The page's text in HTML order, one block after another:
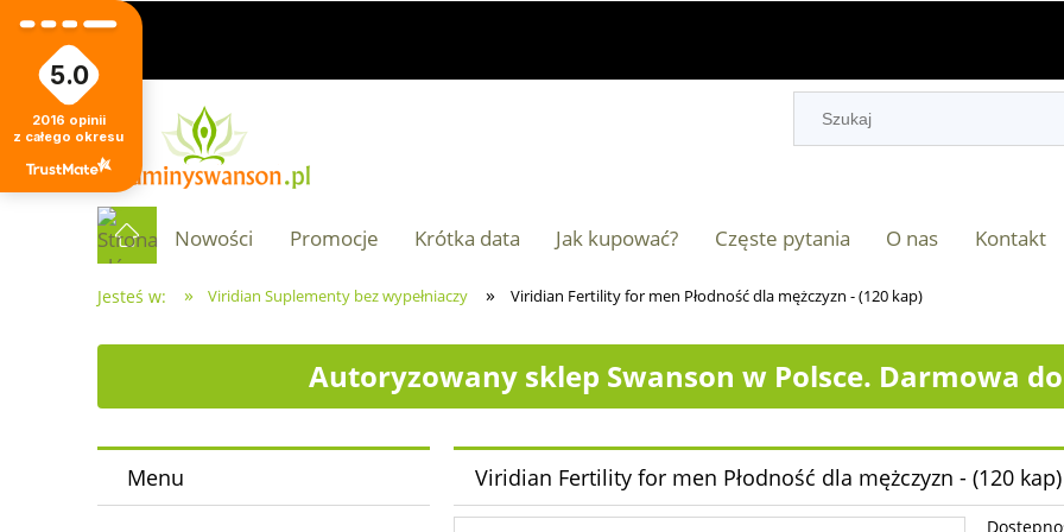
Nowości Promocje Krótka data Jak kupować? Częste pytania O nas Kontakt
Jesteś w: » Viridian Suplementy bez wypełniaczy » Viridian Fertility for men Płodność dla mężczyzn - (120 kap)
Autoryzowany sklep Swanson w Polsce. Darmowa
Menu Viridian Fertility for men Płodność dla mężczyzn - (120 kap)
5.0
2016 opinii
z całego okresu